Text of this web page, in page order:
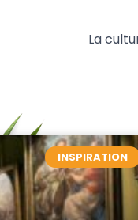
La
INSPIRATION